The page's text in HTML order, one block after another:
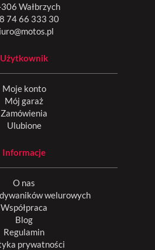
Wałbrzych
74 66 333 30
Użytkownik
Moje konto
Mój garaż
Zamówienia
Ulubione
Informacje
O nas
welurowych
Współpraca
Blog
Regulamin
prywatności